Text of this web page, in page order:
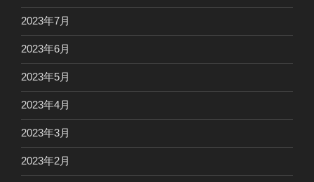
2023年7月
2023年6月
2023年5月
2023年4月
2023年3月
2023年2月